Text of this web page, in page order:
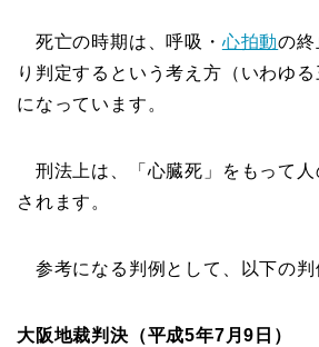
死亡の時期は、呼吸・ 心拍動の
り判定するという考え方（いわゆ
になっています。
刑法上は、「心臓死」をもって人
されます。
参考になる判例として、以下の判
大阪地裁判決（平成5年7月9日）